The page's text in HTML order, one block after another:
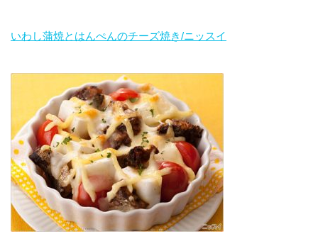
いわし蒲焼とはんぺんのチーズ焼き/ニッスイ